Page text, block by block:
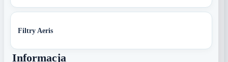
Filtry Aeris
Informacja